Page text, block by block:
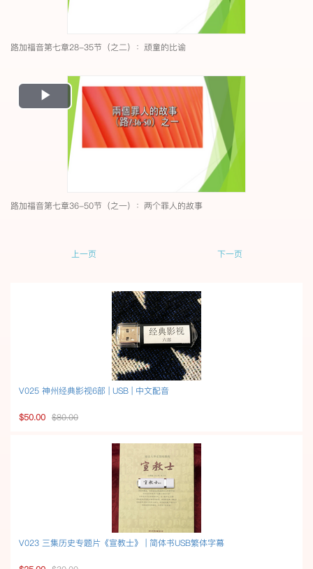
路加福音第七章28-35节（之二）：顽童的比谕
Play
Video
路加福音第七章36-50节（之一）：两个罪人的故事
上一页 下一页
V025 神州经典影视6部 | USB | 中文配音
$50.00 $80.00
V023 三集历史专题片《宣教士》 | 简体书USB繁体字幕